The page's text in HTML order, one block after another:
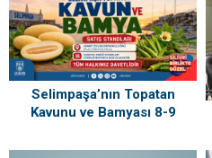
Selimpaşa’nın Topatan
Kavunu ve Bamyası 8-9
Buluşuyor